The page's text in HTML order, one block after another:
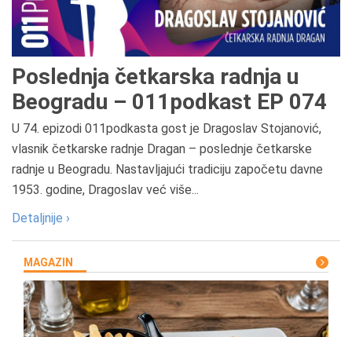
Poslednja četkarska radnja u
Beogradu – 011podkast EP 074
U 74. epizodi 011podkasta gost je Dragoslav Stojanović,
vlasnik četkarske radnje Dragan – poslednje četkarske
radnje u Beogradu. Nastavljajući tradiciju započetu davne
1953. godine, Dragoslav već više...
Detaljnije ›
MAGAZIN